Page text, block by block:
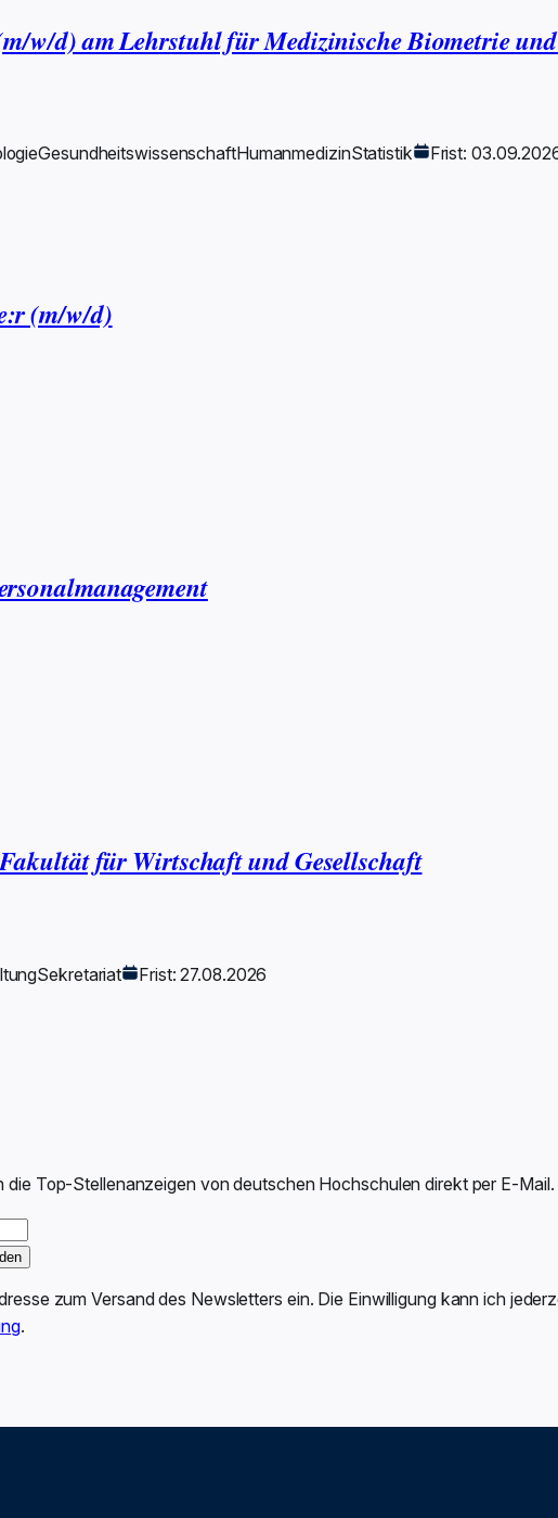
w/d) am Lehrstuhl für Medizinische Biometrie
GesundheitswissenschaftHumanmedizinStatistik
Frist:
(m/w/d)
für Wirtschaft und Gesellschaft
Sekretariat
Frist: 27.08.2026
Top-Stellenanzeigen von deutschen Hochschulen direkt per E-
zum Versand des Newsletters ein. Die Einwilligung kann ich
.